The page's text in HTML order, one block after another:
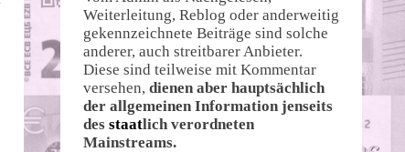
Weiterleitung, Reblog oder anderweitig
gekennzeichnete Beiträge sind solche
anderer, auch streitbarer Anbieter.
Diese sind teilweise mit Kommentar
versehen, dienen aber hauptsächlich
der allgemeinen Information jenseits
des staatlich verordneten
Mainstreams.